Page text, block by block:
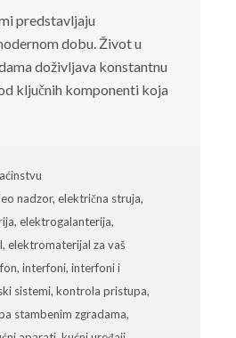
predstavljaju
dobu. Život u
doživljava konstantnu
ključnih komponenti koja
nadzor, električna struja,
, elektrogalanterija,
, elektromaterijal za vaš
, interfoni, interfoni i
sistemi, kontrola pristupa,
stambenim zgradama,